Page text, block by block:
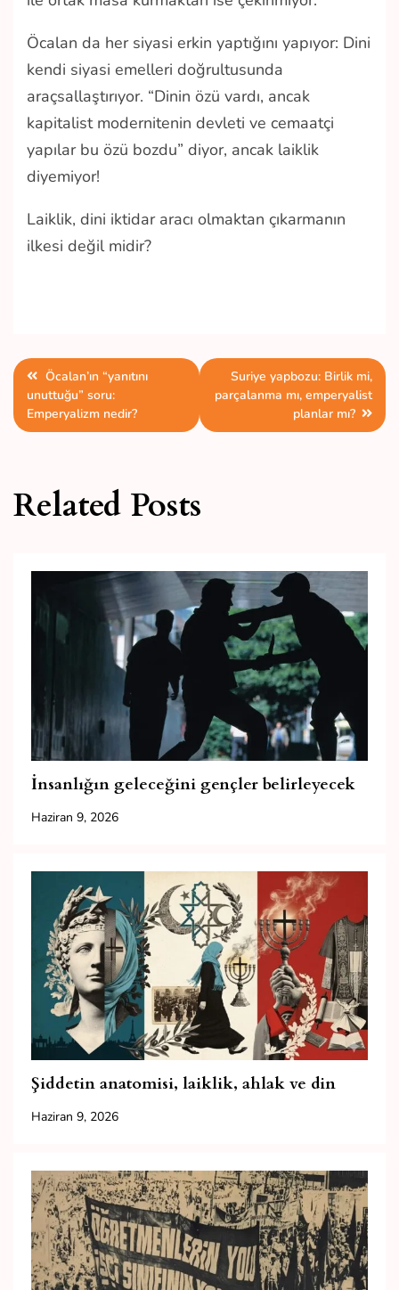
Öcalan da her siyasi erkin yaptığını yapıyor: Dini
kendi siyasi emelleri doğrultusunda
araçsallaştırıyor. “Dinin özü vardı, ancak
kapitalist modernitenin devleti ve cemaatçi
yapılar bu özü bozdu” diyor, ancak laiklik
diyemiyor!
Laiklik, dini iktidar aracı olmaktan çıkarmanın
ilkesi değil midir?
Yazı
gezinmesi
Öcalan’ın “yanıtını
unuttuğu” soru:
Emperyalizm nedir?
Suriye yapbozu: Birlik mi,
parçalanma mı, emperyalist
planlar mı?
Related Posts
İnsanlığın geleceğini gençler belirleyecek
Haziran 9, 2026
Şiddetin anatomisi, laiklik, ahlak ve din
Haziran 9, 2026